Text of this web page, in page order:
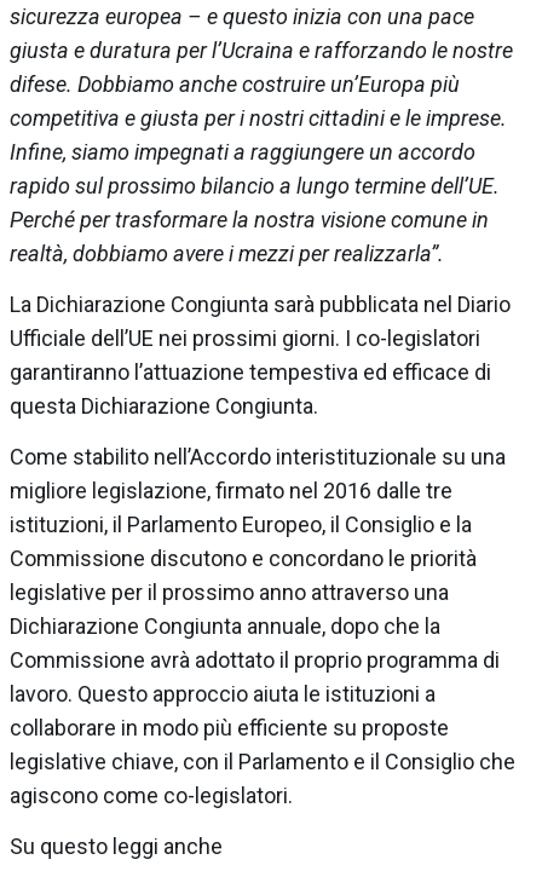
sicurezza europea – e questo inizia con una pace
giusta e duratura per l’Ucraina e rafforzando le nostre
difese. Dobbiamo anche costruire un’Europa più
competitiva e giusta per i nostri cittadini e le imprese.
Infine, siamo impegnati a raggiungere un accordo
rapido sul prossimo bilancio a lungo termine dell’UE.
Perché per trasformare la nostra visione comune in
realtà, dobbiamo avere i mezzi per realizzarla”.
La Dichiarazione Congiunta sarà pubblicata nel Diario
Ufficiale dell’UE nei prossimi giorni. I co-legislatori
garantiranno l’attuazione tempestiva ed efficace di
questa Dichiarazione Congiunta.
Come stabilito nell’Accordo interistituzionale su una
migliore legislazione, firmato nel 2016 dalle tre
istituzioni, il Parlamento Europeo, il Consiglio e la
Commissione discutono e concordano le priorità
legislative per il prossimo anno attraverso una
Dichiarazione Congiunta annuale, dopo che la
Commissione avrà adottato il proprio programma di
lavoro. Questo approccio aiuta le istituzioni a
collaborare in modo più efficiente su proposte
legislative chiave, con il Parlamento e il Consiglio che
agiscono come co-legislatori.
Su questo leggi anche